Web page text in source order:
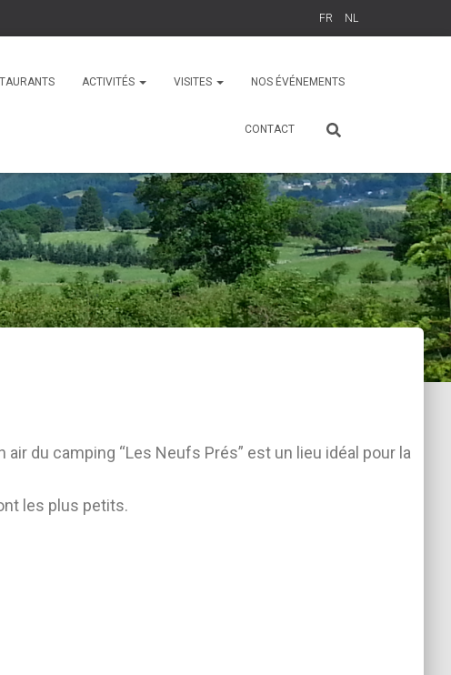
FR NL
ACTIVITÉS VISITES NOS ÉVÉNEMENTS
CONTACT
air du camping “Les Neufs Prés” est un lieu idéal pour la
les plus petits.